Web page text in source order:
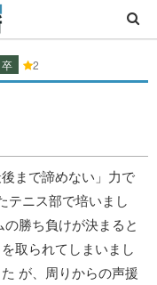
2
まで諦めない」力で
テニス部で培いまし
勝ち負けが決まると
取られてしまいまし
が、周りからの声援